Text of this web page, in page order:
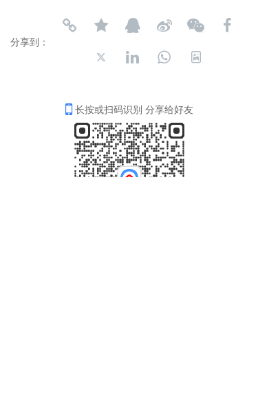
分享到：
长按或扫码识别 分享给好友